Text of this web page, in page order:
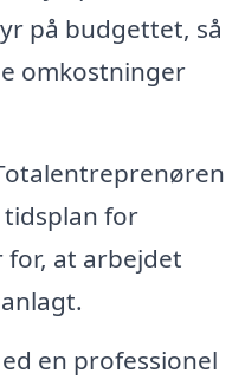
på budgettet, så
omkostninger
tidsplan for
at arbejdet
en professionel